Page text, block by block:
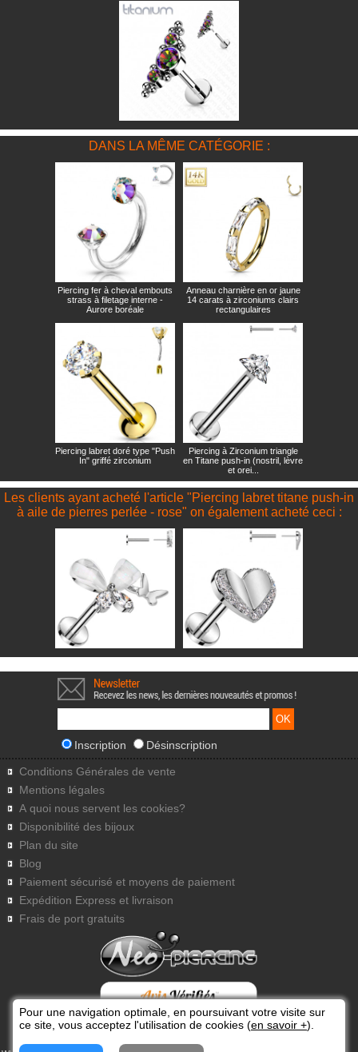
DANS LA MÊME CATÉGORIE :
Piercing fer à cheval embouts
strass à filetage interne -
Aurore boréale
Anneau charnière en or jaune
14 carats à zirconiums clairs
rectangulaires
Piercing labret doré type "Push
In" griffé zirconium
Piercing à Zirconium triangle
en Titane push-in (nostril, lèvre
et orei...
Les clients ayant acheté l'article "Piercing labret titane push-in
à aile de pierres perlée - rose" on également acheté ceci :
Inscription Désinscription
Conditions Générales de vente
Mentions légales
A quoi nous servent les cookies?
Disponibilité des bijoux
Plan du site
Blog
Paiement sécurisé et moyens de paiement
Expédition Express et livraison
Frais de port gratuits
Pour une navigation optimale, en poursuivant votre visite sur
ce site, vous acceptez l'utilisation de cookies (en savoir +).